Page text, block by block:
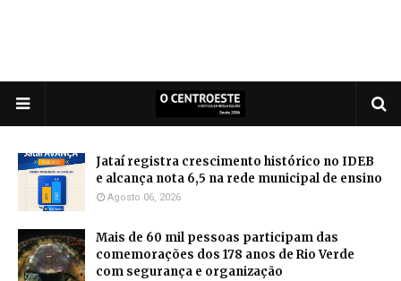
Jataí registra crescimento histórico no IDEB
e alcança nota 6,5 na rede municipal de ensino
Agosto 06, 2026
Mais de 60 mil pessoas participam das
comemorações dos 178 anos de Rio Verde
com segurança e organização